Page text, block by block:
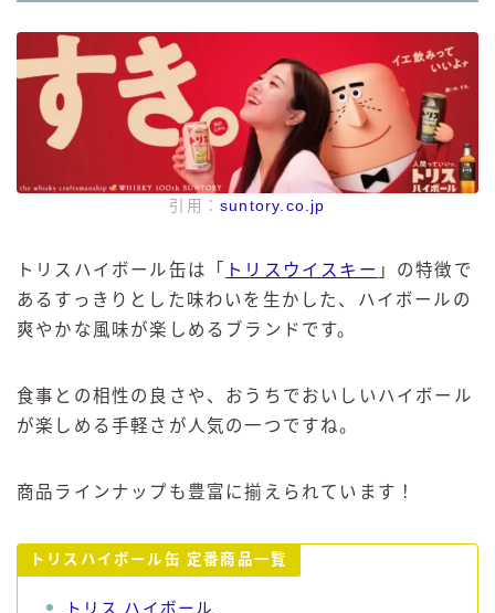
引用： suntory.co.jp
トリスハイボール缶は「 トリスウイスキー 」の特徴で
あるすっきりとした味わいを生かした、ハイボールの
爽やかな風味が楽しめるブランドです。
食事との相性の良さや、おうちでおいしいハイボール
が楽しめる手軽さが人気の一つですね。
商品ラインナップも豊富に揃えられています！
トリスハイボール缶 定番商品一覧
トリス ハイボール